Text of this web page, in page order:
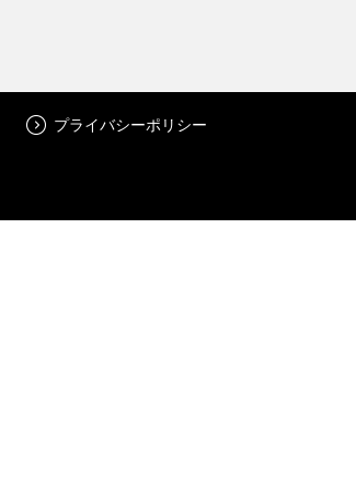
プライバシーポリシー